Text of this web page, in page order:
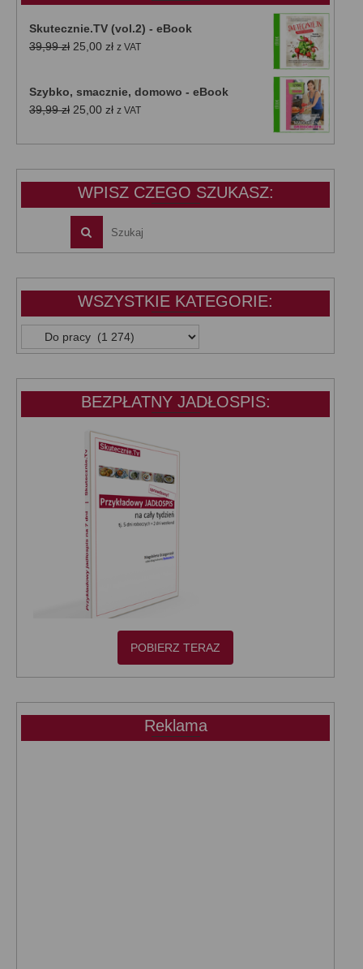
Skutecznie.TV (vol.2) - eBook
39,99zł Pierwotna
39,99 zł.
25,00 złAktualna
25,00 zł.
z VAT
Szybko, smacznie, domowo - eBook
39,99zł Pierwotna
wynosiła:
25,00 złAktualna
wynosi:
z VAT
WPISZ CZEGO SZUKASZ:
WSZYSTKIE KATEGORIE:
WSZYSTKIE
KATEGORIE:
BEZPŁATNY JADŁOSPIS:
POBIERZ TERAZ
Reklama